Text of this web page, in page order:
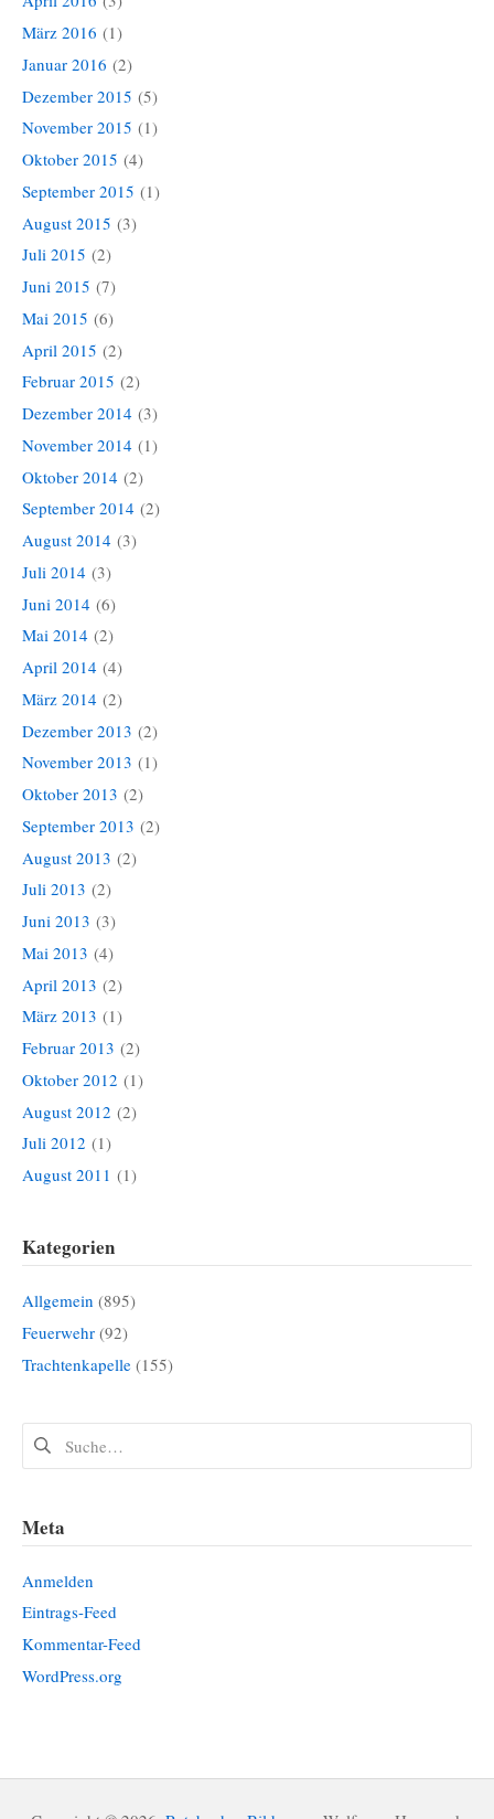
März 2016 (1)
Januar 2016 (2)
Dezember 2015 (5)
November 2015 (1)
Oktober 2015 (4)
September 2015 (1)
August 2015 (3)
Juli 2015 (2)
Juni 2015 (7)
Mai 2015 (6)
April 2015 (2)
Februar 2015 (2)
Dezember 2014 (3)
November 2014 (1)
Oktober 2014 (2)
September 2014 (2)
August 2014 (3)
Juli 2014 (3)
Juni 2014 (6)
Mai 2014 (2)
April 2014 (4)
März 2014 (2)
Dezember 2013 (2)
November 2013 (1)
Oktober 2013 (2)
September 2013 (2)
August 2013 (2)
Juli 2013 (2)
Juni 2013 (3)
Mai 2013 (4)
April 2013 (2)
März 2013 (1)
Februar 2013 (2)
Oktober 2012 (1)
August 2012 (2)
Juli 2012 (1)
August 2011 (1)
Kategorien
Allgemein (895)
Feuerwehr (92)
Trachtenkapelle (155)
Suchen
Meta
Anmelden
Eintrags-Feed
Kommentar-Feed
WordPress.org